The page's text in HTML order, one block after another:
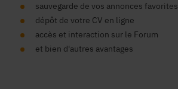
sauvegarde de vos annonces favorites
dépôt de votre CV en ligne
accès et interaction sur le Forum
et bien d'autres avantages